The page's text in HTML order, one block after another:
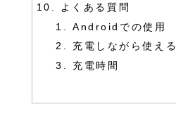
よくある質問
Androidでの使用
充電しながら使える
充電時間